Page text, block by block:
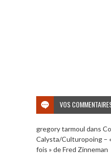
VOS
gregory tarmoul dans
Calysta/Culturopoing –
fois » de Fred Zinneman